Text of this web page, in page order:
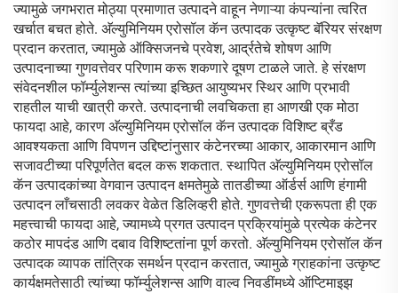
ज्यामुळे जगभरात मोठ्या प्रमाणात उत्पादने वाहून नेणाऱ्या कंपन्यांना त्वरित
खर्चात बचत होते. अ‍ॅल्युमिनियम एरोसॉल कॅन उत्पादक उत्कृष्ट बॅरियर संरक्षण
प्रदान करतात, ज्यामुळे ऑक्सिजनचे प्रवेश, आर्द्रतेचे शोषण आणि
उत्पादनाच्या गुणवत्तेवर परिणाम करू शकणारे दूषण टाळले जाते. हे संरक्षण
संवेदनशील फॉर्म्युलेशन्स त्यांच्या इच्छित आयुष्यभर स्थिर आणि प्रभावी
राहतील याची खात्री करते. उत्पादनाची लवचिकता हा आणखी एक मोठा
फायदा आहे, कारण अ‍ॅल्युमिनियम एरोसॉल कॅन उत्पादक विशिष्ट ब्रँड
आवश्यकता आणि विपणन उद्दिष्टांनुसार कंटेनरच्या आकार, आकारमान आणि
सजावटीच्या परिपूर्णतेत बदल करू शकतात. स्थापित अ‍ॅल्युमिनियम एरोसॉल
कॅन उत्पादकांच्या वेगवान उत्पादन क्षमतेमुळे तातडीच्या ऑर्डर्स आणि हंगामी
उत्पादन लाँचसाठी लवकर वेळेत डिलिव्हरी होते. गुणवत्तेची एकरूपता ही एक
महत्त्वाची फायदा आहे, ज्यामध्ये प्रगत उत्पादन प्रक्रियांमुळे प्रत्येक कंटेनर
कठोर मापदंड आणि दबाव विशिष्टतांना पूर्ण करतो. अ‍ॅल्युमिनियम एरोसॉल कॅन
उत्पादक व्यापक तांत्रिक समर्थन प्रदान करतात, ज्यामुळे ग्राहकांना उत्कृष्ट
कार्यक्षमतेसाठी त्यांच्या फॉर्म्युलेशन्स आणि वाल्व निवडींमध्ये ऑप्टिमाइझ